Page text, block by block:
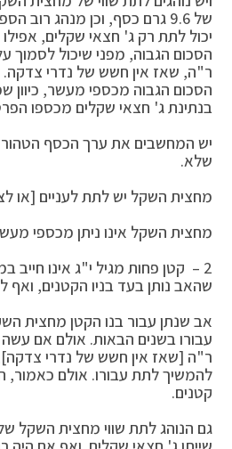
של 9.6 גרם כסף, וכן מנהג רוב
יכול לתת רק ג' חצאי שקלים,
הסכום הגבוה, מפני שיכול
ר"ה, שאז אין חשש של נדרי צדקה.
הסכום הגבוה מכספי מעשר, כיוון
בנתינת ג' חצאי שקלים מכספו
יש המחשבים את ערך הכסף
שלא.
מחצית השקל יש לתת לעניים [או
מחצית השקל אינו ניתן מכספי
2 – קטן פחות מגיל י"ג אינו
שהאב נותן בעד בניו הקטנים, ואף
אב שנתן עבור בנו הקטן מחצית
עבורו בשנים הבאות. אולם אם
ר"ה [שאז אין חשש של נדרי צדקה],
להמשיך לתת עבורו. אולם כאמור,
קטנים.
גם הנוהג לתת שווי מחצית השקל של